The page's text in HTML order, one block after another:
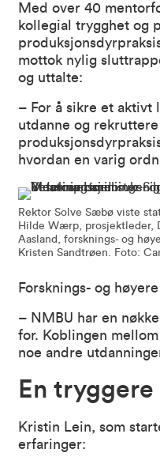
Med over 40
kollegial trygghet og
mottok nylig
og uttalte:
– For å sikre et aktivt
utdanne og
hvordan en varig
Rektor Solve Sæbø viste
Hilde Wærp, prosjektleder,
Aasland, forsknings- og
Kristen Sandtrøen. Foto:
Forsknings- og
– NMBU har en
for. Koblingen
noe andre
En
Kristin Lein, som
erfaringer: